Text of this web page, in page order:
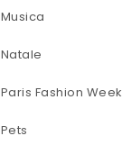
Musica
Natale
Paris Fashion Week
Pets